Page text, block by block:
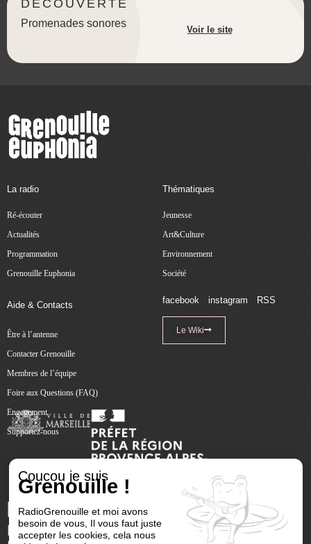
DÉCOUVERTE
Promenades sonores
Voir le site
La radio
Ré-écouter
Actualités
Programmation
Grenouille Euphonia
Thématiques
Jeunesse
Art&Culture
Environnement
Société
Aide & Contacts
Être à l’antenne
Contacter Grenouille
Membres de l’équipe
Foire aux Questions (FAQ)
Engagement
Supportez-nous
facebook instagram RSS
Le Wiki
Coucou je suis
Grenouille !
RadioGrenouille et moi avons
besoin de vous, Il vous faut juste
accepter les cookies, cela nous